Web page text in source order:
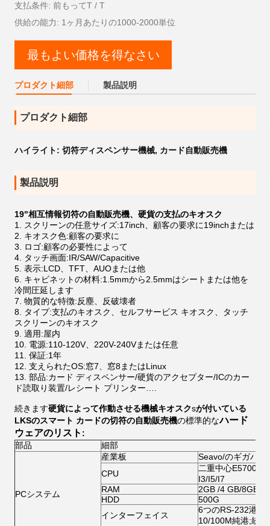
支払条件: 前もってT / T
供給の能力: 1ヶ月あたりの1000-2000単位
最もよい価格を得なさい
プロダクト細部 製品説明
プロダクト細部
ハイライト: 切符ディスペンサー機械, カード自動販売機
製品説明
19"相互情報切符の自動販売機、硬貨の支払のキオスク
スクリーンの任意サイズ:17inch、顧客の要求に19inchまたは
キオスク色:顧客の要求に
ロゴ:顧客の必要性によって
タッチ画面:IR/SAW/Capacitive
表示:LCD、TFT、AUOまたは他
キャビネットの材料:1.5mmから2.5mmはシートまたは他を
冷間圧延します
物質的な特徴:反塵、反破壊者
タイプ:支払のキオスク、セルフサービス キオスク、タッチ
スクリーンのキオスク
適用:屋内
電源:110-120V、220V-240Vまたは任意
保証:1年
支えられたOS:窓7、窓8またはLinux
部品:カード ディスペンサー/硬貨のアクセプター/ICのカー
ド読取り装置/レシート プリンター….
続きます硬貨によって作動させる機械キオスクsが付いている
LKSのスマート カードの切符の自動販売機の標準的なハード
ウェアのリスト :
部品
細部
PCシステム
産業板
Seavo/のギガバ
CPU
二重中心E5700/
I3/I5/I7
RAM
2GB /4 GB/8GB
HDD
500G
インターフェイス
6つのRS-232港;1
10/100M純港;統